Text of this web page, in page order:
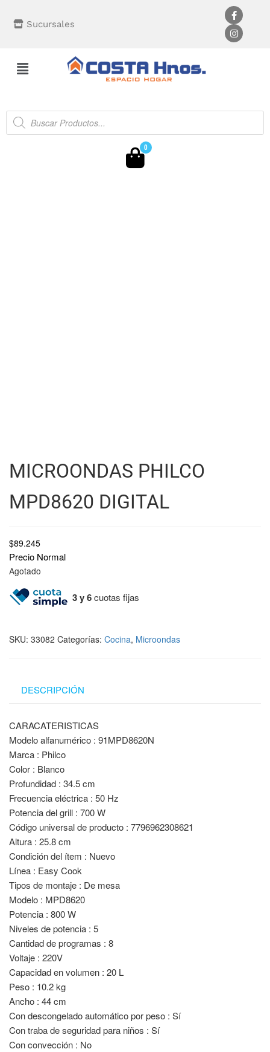
Sucursales
0
MICROONDAS PHILCO
MPD8620 DIGITAL
$89.245
Precio Normal
Agotado
3 y 6cuotas fijas
SKU: 33082 Categorías: Cocina, Microondas
DESCRIPCIÓN
CARACATERISTICAS
Modelo alfanumérico : 91MPD8620N
Marca : Philco
Color : Blanco
Profundidad : 34.5 cm
Frecuencia eléctrica : 50 Hz
Potencia del grill : 700 W
Código universal de producto : 7796962308621
Altura : 25.8 cm
Condición del ítem : Nuevo
Línea : Easy Cook
Tipos de montaje : De mesa
Modelo : MPD8620
Potencia : 800 W
Niveles de potencia : 5
Cantidad de programas : 8
Voltaje : 220V
Capacidad en volumen : 20 L
Peso : 10.2 kg
Ancho : 44 cm
Con descongelado automático por peso : Sí
Con traba de seguridad para niños : Sí
Con convección : No